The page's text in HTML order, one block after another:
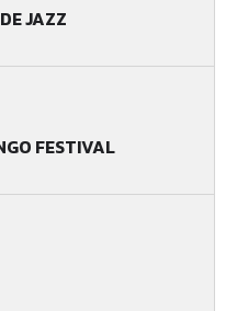
JAZZ
FESTIVAL